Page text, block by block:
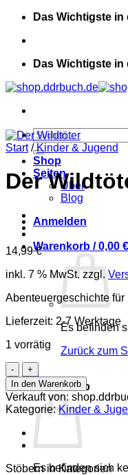
Zum
springen
Das Wichtigste
Das Wichtigste
Suchen
nach:
Shop
Seiten
Über
Blog
Anmelden
Warenkorb /0,00 €
Es befinden
Zurück zum
0
Warenkorb
Es befinden sich
Start / Kinder & Jugend
Der
14,99€
inkl. 7 % MwSt. zzgl.
Abenteuergeschichte
Lieferzeit: 2-7 Werktage
1 vorrätig
Der
Wildtöter
Menge
In den Warenkorb
Verkauft von:
Kategorie:Kinder &
Stöbern in Kategorien